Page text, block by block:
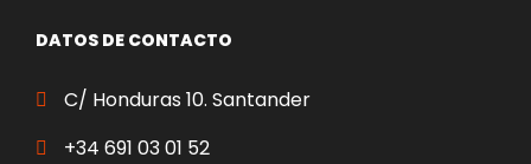
DATOS DE CONTACTO
C/ Honduras 10. Santander
+34 691 03 01 52